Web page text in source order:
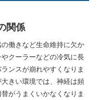
関係
働きなど生命維持に欠か
クーラーなどの冷気に長
ンスが崩れやすくなりま
きい環境では、神経は頻
がうまくいかなくなりま